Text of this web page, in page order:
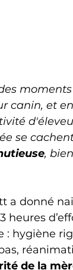
canin, et
se
,
a donné
heures
: hygiène
de la